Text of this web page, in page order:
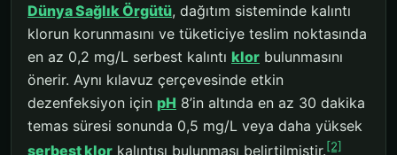
Dünya Sağlık Örgütü, dağıtım sisteminde kalıntı
klorun korunmasını ve tüketiciye teslim noktasında
en az 0,2 mg/L serbest kalıntı klor bulunmasını
önerir. Aynı kılavuz çerçevesinde etkin
dezenfeksiyon için pH 8’in altında en az 30 dakika
temas süresi sonunda 0,5 mg/L veya daha yüksek
serbest klor kalıntısı bulunması belirtilmiştir.[2]